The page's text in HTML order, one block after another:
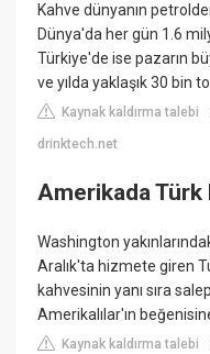
Kahve dünyanın
Dünya'da her gün 1.6
Türkiye'de ise pazarın
ve yılda yaklaşık 30 bin
Kaynak kaldırma talebi
drinktech.net
Amerikada Türk
Washington
Aralık'ta hizmete giren
kahvesinin yanı sıra
Amerikalılar'ın
Kaynak kaldırma talebi